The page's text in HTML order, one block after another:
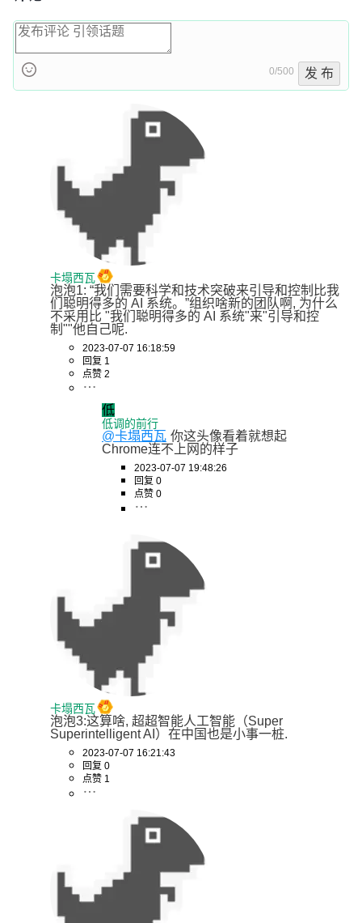
0/500 发 布
卡塌西瓦
泡泡1: “我们需要科学和技术突破来引导和控制比我
们聪明得多的 AI 系统。”组织啥新的团队啊, 为什么
不采用比 "我们聪明得多的 AI 系统"来"引导和控
制""他自己呢.
2023-07-07 16:18:59
回复 1
点赞 2
低
低调的前行
@卡塌西瓦 你这头像看着就想起
Chrome连不上网的样子
2023-07-07 19:48:26
回复 0
点赞 0
卡塌西瓦
泡泡3:这算啥, 超超智能人工智能（Super
Superintelligent AI）在中国也是小事一桩.
2023-07-07 16:21:43
回复 0
点赞 1